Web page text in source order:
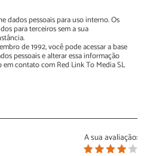
dados pessoais para uso interno. Os
para terceiros sem a sua
de 1992, você pode acessar a base
pessoais e alterar essa informação
contato com Red Link To Media SL
A sua avaliação: